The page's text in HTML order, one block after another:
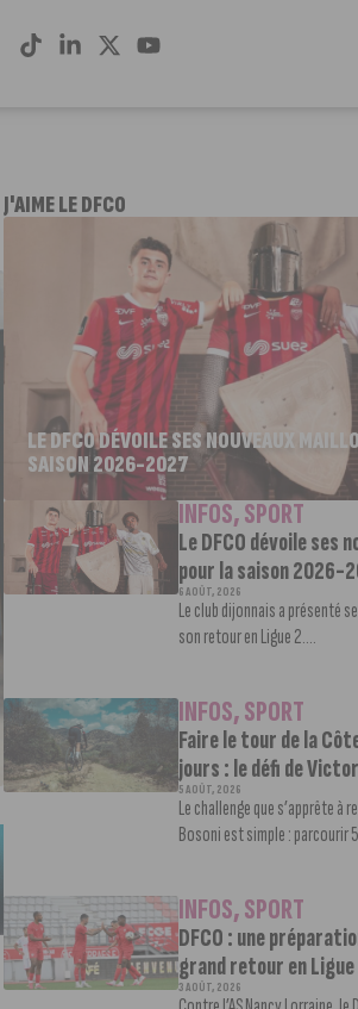
J'AIME LE DFCO
LE DFCO DÉVOILE SES NOUVEAUX
SAISON 2026-2027
INFOS,SPORT
Le DFCO dévoile ses
pour la saison 2026-
6 AOÛT, 2026
Le club dijonnais a présenté
son retour en Ligue 2....
INFOS,SPORT
Faire le tour de la
jours : le défi de
5 AOÛT, 2026
Le challenge que s’apprête
Bosoni est simple : parcourir
INFOS,SPORT
DFCO : une
grand retour en Ligue
3 AOÛT, 2026